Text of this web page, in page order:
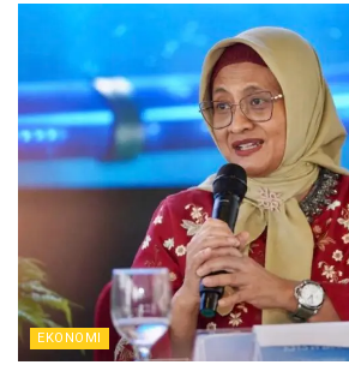
EKONOMI